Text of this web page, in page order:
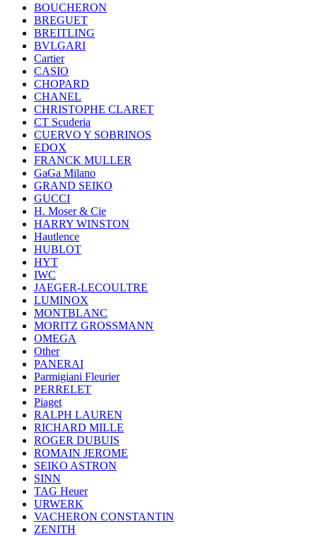
BOUCHERON
BREGUET
BREITLING
BVLGARI
Cartier
CASIO
CHOPARD
CHANEL
CHRISTOPHE CLARET
CT Scuderia
CUERVO Y SOBRINOS
EDOX
FRANCK MULLER
GaGa Milano
GRAND SEIKO
GUCCI
H. Moser & Cie
HARRY WINSTON
Hautlence
HUBLOT
HYT
IWC
JAEGER-LECOULTRE
LUMINOX
MONTBLANC
MORITZ GROSSMANN
OMEGA
Other
PANERAI
Parmigiani Fleurier
PERRELET
Piaget
RALPH LAUREN
RICHARD MILLE
ROGER DUBUIS
ROMAIN JEROME
SEIKO ASTRON
SINN
TAG Heuer
URWERK
VACHERON CONSTANTIN
ZENITH